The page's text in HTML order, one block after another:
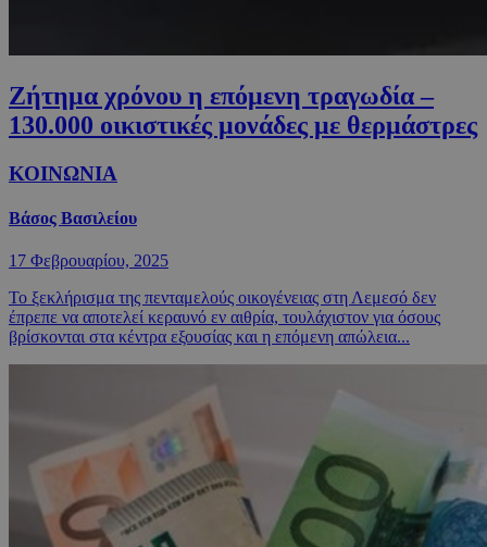
Ζήτημα χρόνου η επόμενη τραγωδία –
130.000 οικιστικές μονάδες με θερμάστρες
ΚΟΙΝΩΝΙΑ
Βάσος Βασιλείου
17 Φεβρουαρίου, 2025
Το ξεκλήρισμα της πενταμελούς οικογένειας στη Λεμεσό δεν
έπρεπε να αποτελεί κεραυνό εν αιθρία, τουλάχιστον για όσους
βρίσκονται στα κέντρα εξουσίας και η επόμενη απώλεια...